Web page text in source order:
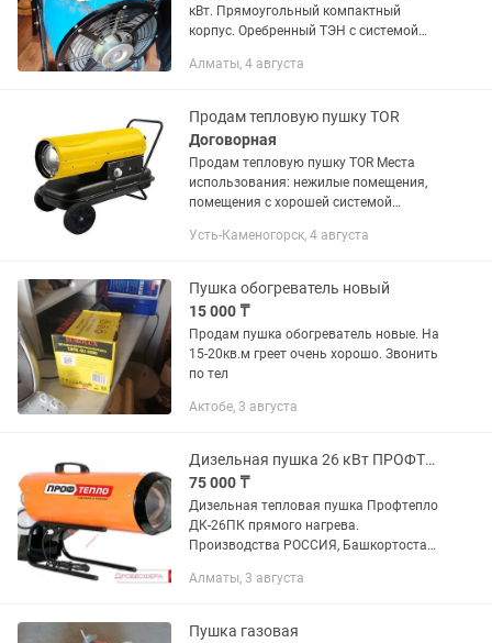
кВт. Прямоугольный компактный
корпус. Оребренный ТЭН с системой
хорошем состоянии. Напряжение 380В
Алматы, 4 августа
Продам тепловую пушку TOR
Договорная
Продам тепловую пушку TOR Места
использования: нежилые помещения,
помещения с хорошей системой
строительные площадки (сушка бетона
Усть-Каменогорск, 4 августа
Пушка обогреватель новый
15 000 ₸
Продам пушка обогреватель новые. На
15-20кв.м греет очень хорошо. Звонить
по тел
Актобе, 3 августа
Дизельная пушка 26 кВт ПРОФТЕПЛО РОССИЯ колорифер, обогреватель
75 000 ₸
Дизельная тепловая пушка Профтепло
ДК-26ПК прямого нагрева.
Производства РОССИЯ, Башкортостан.
перегрева; бак 2 канистры по 5
Алматы, 3 августа
Пушка газовая